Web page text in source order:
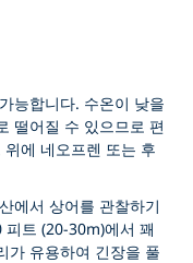
능합니다. 수온이 낮을
떨어질 수 있으므로 편
에 네오프렌 또는 후
에서 상어를 관찰하기
트 (20-30m)에서 꽤
가 유용하여 긴장을 풀